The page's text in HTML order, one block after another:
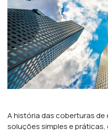
A história das coberturas
soluções simples e